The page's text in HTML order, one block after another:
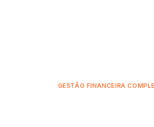
GESTÃO FINANCEIRA